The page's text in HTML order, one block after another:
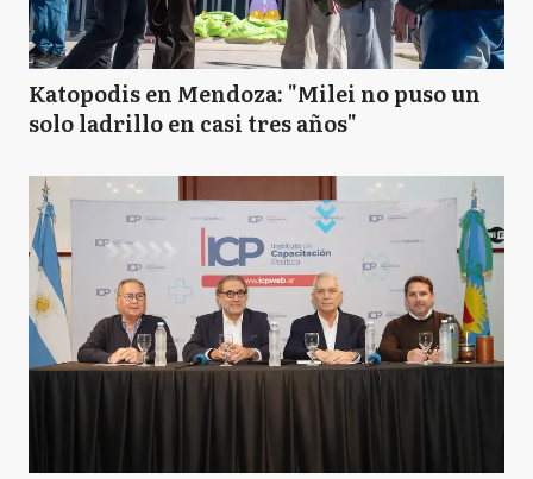
Katopodis en Mendoza: "Milei no puso un
solo ladrillo en casi tres años"